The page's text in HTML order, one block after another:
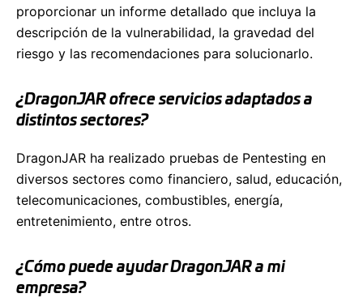
proporcionar un informe detallado que incluya la
descripción de la vulnerabilidad, la gravedad del
riesgo y las recomendaciones para solucionarlo.
¿DragonJAR ofrece servicios adaptados a
distintos sectores?
DragonJAR ha realizado pruebas de Pentesting en
diversos sectores como financiero, salud, educación,
telecomunicaciones, combustibles, energía,
entretenimiento, entre otros.
¿Cómo puede ayudar DragonJAR a mi
empresa?